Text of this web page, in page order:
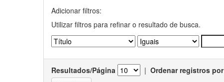
Adicionar filtros:
Utilizar filtros para refinar o resultado de busca.
Resultados/Página | Ordenar registros por